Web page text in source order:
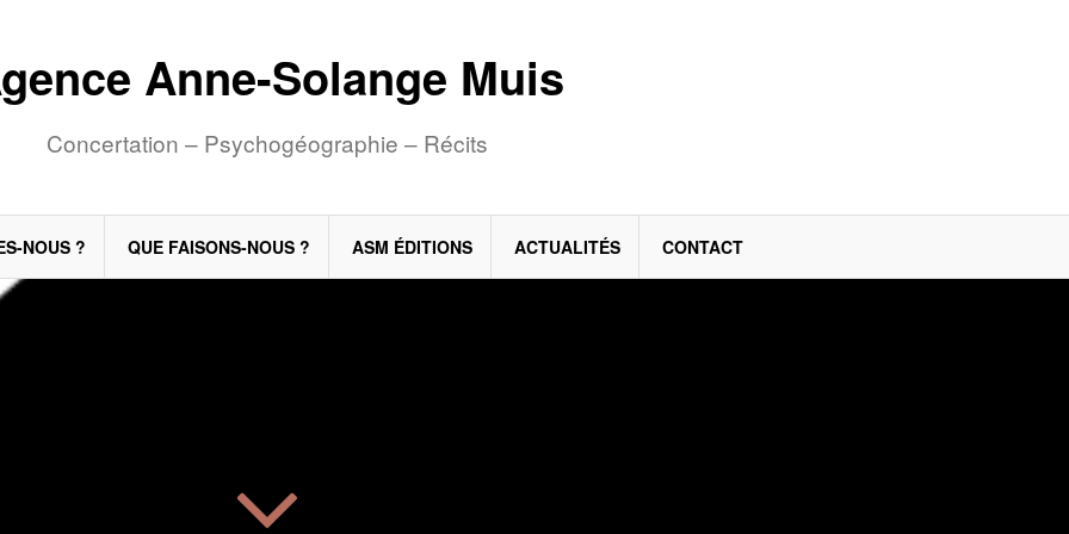
Anne-Solange Muis
Concertation – Psychogéographie – Récits
NOUS ? QUE FAISONS-NOUS ? ASM ÉDITIONS ACTUALITÉS CONTACT